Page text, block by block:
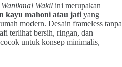
Wakil ini merupakan
kayu mahoni atau jati yang
modern. Desain frameless tanpa
terlihat bersih, ringan, dan
untuk konsep minimalis,